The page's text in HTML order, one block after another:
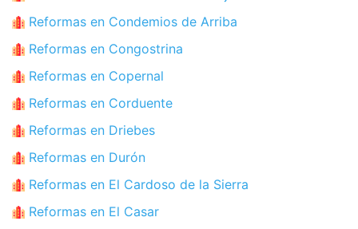
Reformas en Condemios de Arriba
Reformas en Congostrina
Reformas en Copernal
Reformas en Corduente
Reformas en Driebes
Reformas en Durón
Reformas en El Cardoso de la Sierra
Reformas en El Casar